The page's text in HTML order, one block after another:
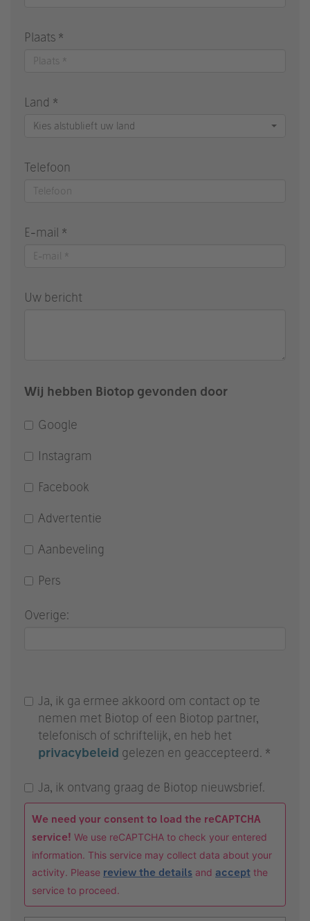
Plaats *
Land *
Kies alstublieft uw land
Telefoon
E-mail *
Uw bericht
Wij hebben Biotop gevonden door
Google
Instagram
Facebook
Advertentie
Aanbeveling
Pers
Overige:
Ja, ik ga ermee akkoord om contact op te
nemen met Biotop of een Biotop partner,
telefonisch of schriftelijk, en heb het
privacybeleid gelezen en geaccepteerd. *
Ja, ik ontvang graag de Biotop nieuwsbrief.
We need your consent to load the reCAPTCHA
service! We use reCAPTCHA to check your entered
information. This service may collect data about your
activity. Please review the details and accept the
service to proceed.